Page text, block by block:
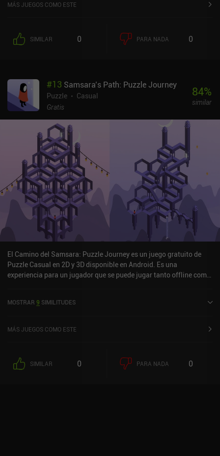
MÁS JUEGOS COMO ESTE
SIMILAR 0 PARA NADA 0
#13 Samsara’s Path: Puzzle Journey
Puzzle
Casual
Gratis
84%
similar
El Camino del Samsara: Puzzle Journey es un juego gratuito de
Puzzle Casual en 2D y 3D disponible en Android. Es una
experiencia para un jugador que se puede jugar tanto offline como
MOSTRAR 9 SIMILITUDES
MÁS JUEGOS COMO ESTE
SIMILAR 0 PARA NADA 0